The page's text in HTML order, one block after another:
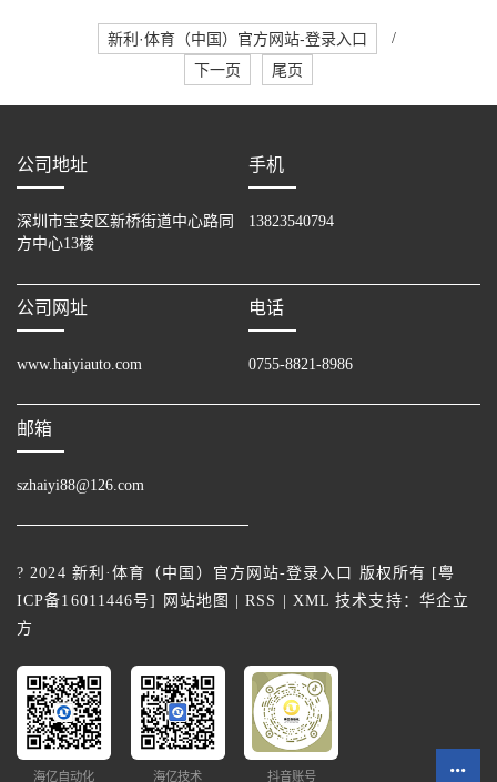
新利·体育（中国）官方网站-登录入口 /
下一页 尾页
公司地址
深圳市宝安区新桥街道中心路同
方中心13楼
手机
13823540794
公司网址
www.haiyiauto.com
电话
0755-8821-8986
邮箱
szhaiyi88@126.com
? 2024 新利·体育（中国）官方网站-登录入口 版权所有 [粤
ICP备16011446号] 网站地图 |RSS XML 技术支持： 华企立
方
海亿自动化 海亿技术 抖音账号